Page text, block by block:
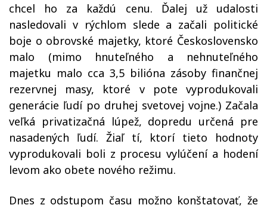
chcel ho za každú cenu. Ďalej už udalosti
nasledovali v rýchlom slede a začali politické
boje o obrovské majetky, ktoré Československo
malo (mimo hnuteľného a nehnuteľného
majetku malo cca 3,5 bilióna zásoby finančnej
rezervnej masy, ktoré v pote vyprodukovali
generácie ľudí po druhej svetovej vojne.) Začala
veľká privatizačná lúpež, dopredu určená pre
nasadených ľudí. Žiaľ tí, ktorí tieto hodnoty
vyprodukovali boli z procesu vylúčení a hodení
levom ako obete nového režimu.
Dnes z odstupom času možno konštatovať, že